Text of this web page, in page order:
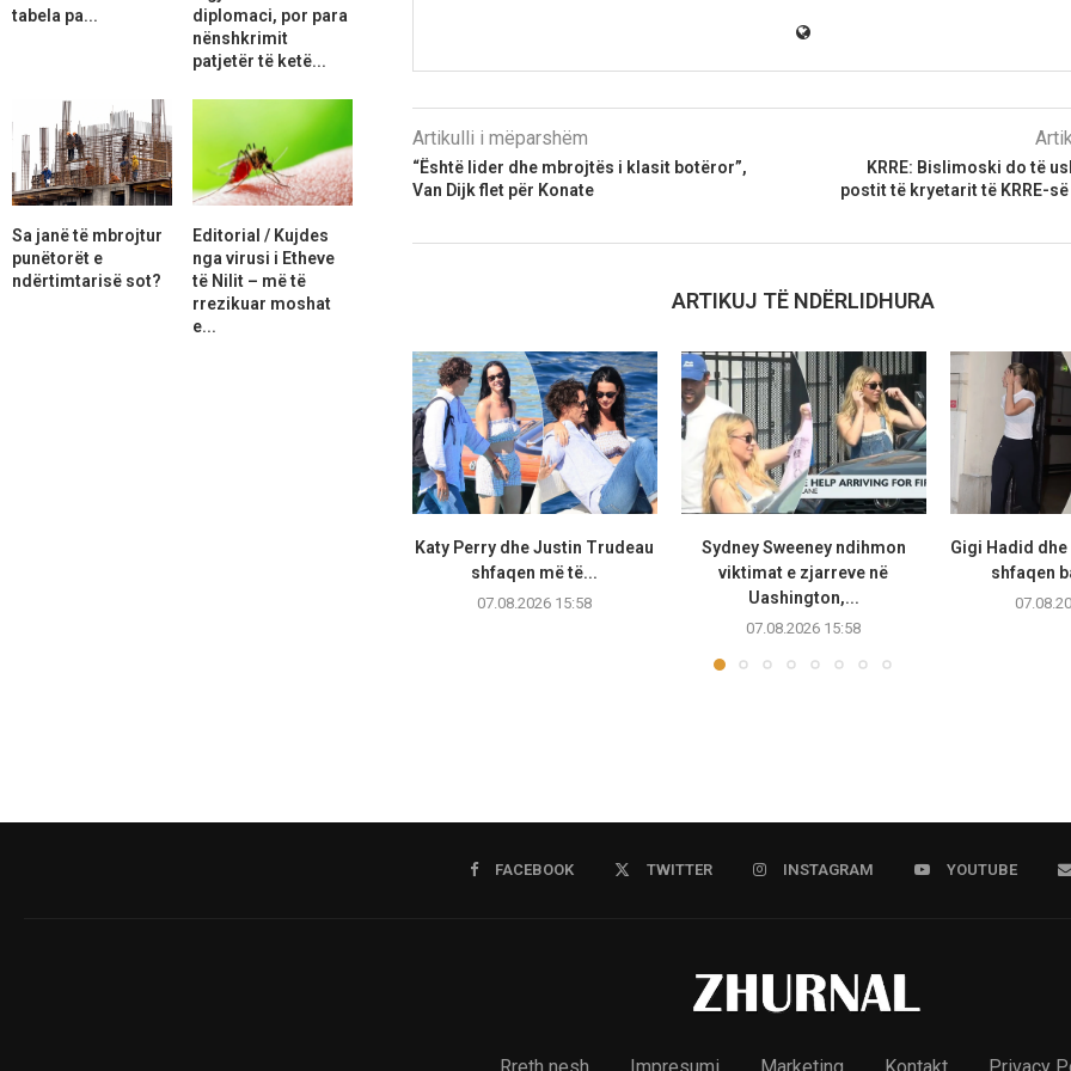
Artikulli i mëparshëm
“Është lider dhe mbrojtës i klasit botëror”,
Van Dijk flet për Konate
KRRE: Bislimoski do të
postit të kryetarit të KRRE-
ARTIKUJ TË NDËRLIDHURA
Katy Perry dhe Justin Trudeau
shfaqen më të...
07.08.2026 15:58
Sydney Sweeney ndihmon
viktimat e zjarreve në
Uashington,...
07.08.2026 15:58
Gigi Hadid
shfaqen
tabela pa...
diplomaci, por para
nënshkrimit
patjetër të ketë...
Sa janë të mbrojtur
punëtorët e
ndërtimtarisë sot?
Editorial / Kujdes
nga virusi i Etheve
të Nilit – më të
rrezikuar moshat
e...
FACEBOOK TWITTER INSTAGRAM YOUTUBE